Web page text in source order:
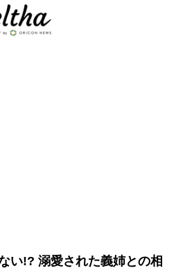
い!? 溺愛された義姉との相